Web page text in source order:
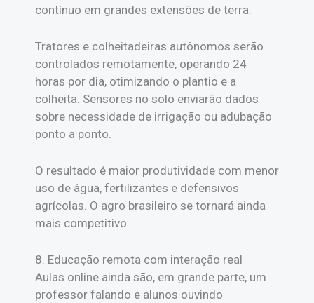
contínuo em grandes extensões de terra.
Tratores e colheitadeiras autônomos serão
controlados remotamente, operando 24
horas por dia, otimizando o plantio e a
colheita. Sensores no solo enviarão dados
sobre necessidade de irrigação ou adubação
ponto a ponto.
O resultado é maior produtividade com menor
uso de água, fertilizantes e defensivos
agrícolas. O agro brasileiro se tornará ainda
mais competitivo.
8. Educação remota com interação real
Aulas online ainda são, em grande parte, um
professor falando e alunos ouvindo